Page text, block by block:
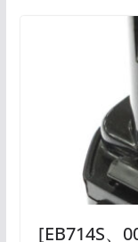
[EB714S、